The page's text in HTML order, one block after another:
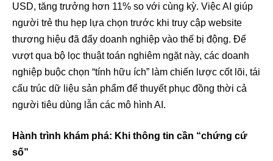
USD, tăng trưởng hơn 11% so với cùng kỳ. Việc AI giúp
người trẻ thu hẹp lựa chọn trước khi truy cập website
thương hiệu đã đẩy doanh nghiệp vào thế bị động. Để
vượt qua bộ lọc thuật toán nghiêm ngặt này, các doanh
nghiệp buộc chọn “tính hữu ích” làm chiến lược cốt lõi, tái
cấu trúc dữ liệu sản phẩm để thuyết phục đồng thời cả
người tiêu dùng lẫn các mô hình AI.
Hành trình khám phá: Khi thông tin cần “chứng cứ
số”